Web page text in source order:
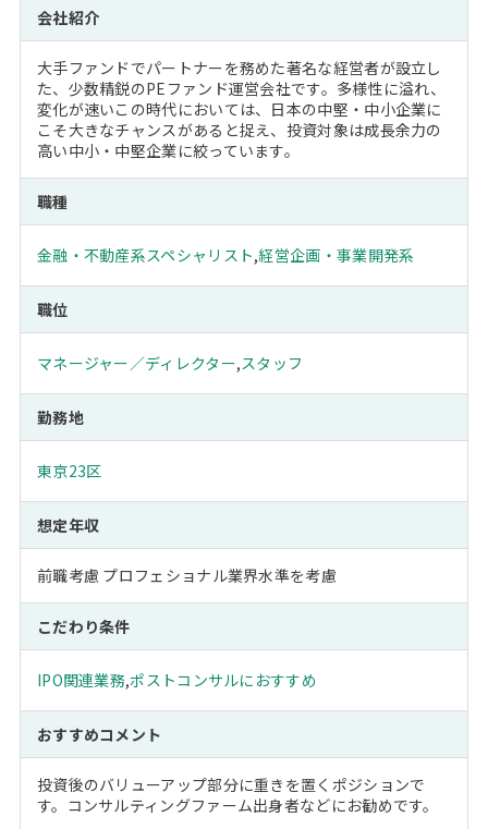
会社紹介
大手ファンドでパートナーを務めた著名な経営者が設立し
た、少数精鋭のPEファンド運営会社です。多様性に溢れ、
変化が速いこの時代においては、日本の中堅・中小企業に
こそ大きなチャンスがあると捉え、投資対象は成長余力の
高い中小・中堅企業に絞っています。
職種
金融・不動産系スペシャリスト,経営企画・事業開発系
職位
マネージャー／ディレクター,スタッフ
勤務地
東京23区
想定年収
前職考慮 プロフェショナル業界水準を考慮
こだわり条件
IPO関連業務,ポストコンサルにおすすめ
おすすめコメント
投資後のバリューアップ部分に重きを置くポジションで
す。コンサルティングファーム出身者などにお勧めです。